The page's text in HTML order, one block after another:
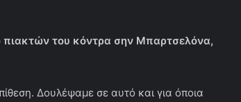
πιακτών του κόντρα σην Μπαρτσελόνα,
Δουλέψαμε σε αυτό και για όποια